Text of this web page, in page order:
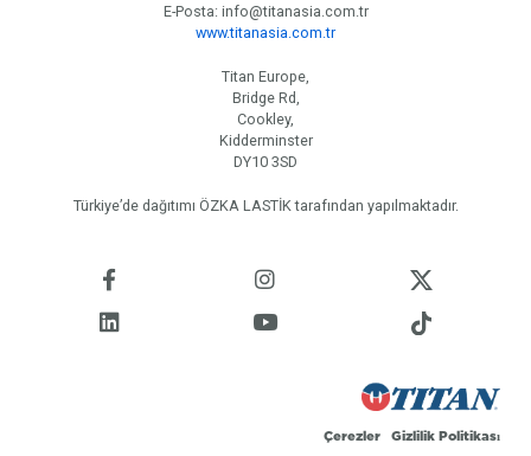
E-Posta: info@titanasia.com.tr
www.titanasia.com.tr
Titan Europe,
Bridge Rd,
Cookley,
Kidderminster
DY10 3SD
Türkiye’de dağıtımı ÖZKA LASTİK tarafından yapılmaktadır.
Çerezler Gizlilik Politikası